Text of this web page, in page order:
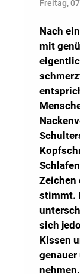
Freitag,
Nach
mit
Zeichen
stimmt.
sich
Kissen
genauer